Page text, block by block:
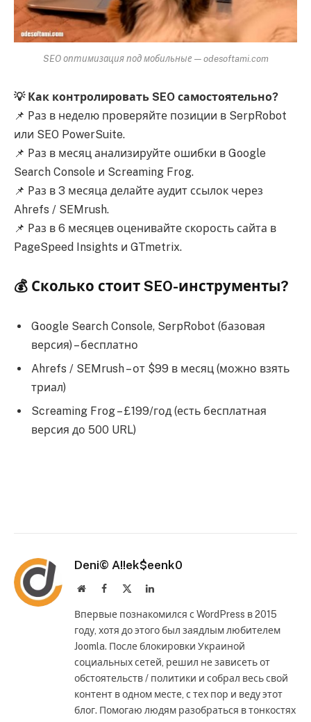
SEO оптимизация под мобильные — odesoftami.com
💡 Как контролировать SEO самостоятельно?
📌 Раз в неделю проверяйте позиции в SerpRobot
или SEO PowerSuite.
📌 Раз в месяц анализируйте ошибки в Google
Search Console и Screaming Frog.
📌 Раз в 3 месяца делайте аудит ссылок через
Ahrefs / SEMrush.
📌 Раз в 6 месяцев оценивайте скорость сайта в
PageSpeed Insights и GTmetrix.
💰 Сколько стоит SEO-инструменты?
Google Search Console, SerpRobot (базовая
версия) – бесплатно
Ahrefs / SEMrush – от $99 в месяц (можно взять
триал)
Screaming Frog – £199/год (есть бесплатная
версия до 500 URL)
Deni© A!!ek$eenk0
WebsiteFacebook LinkedIn
Впервые познакомился с WordPress в 2015
году, хотя до этого был заядлым любителем
Joomla. После блокировки Украиной
социальных сетей, решил не зависеть от
обстоятельств / политики и собрал весь свой
контент в одном месте, с тех пор и веду этот
блог. Помогаю людям разобраться в тонкостях